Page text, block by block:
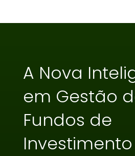
A Nova
em Gestão
Fundos de
Investimento